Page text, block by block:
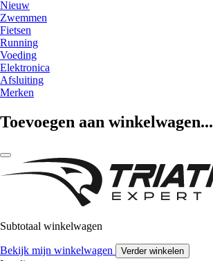
Nieuw
Zwemmen
Fietsen
Running
Voeding
Elektronica
Afsluiting
Merken
Toevoegen aan winkelwagen...
Subtotaal winkelwagen
Bekijk mijn winkelwagen Verder winkelen